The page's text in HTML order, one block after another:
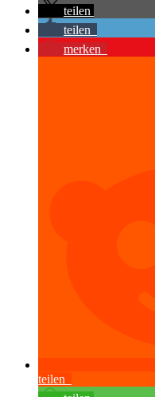
teilen
teilen
merken
teilen